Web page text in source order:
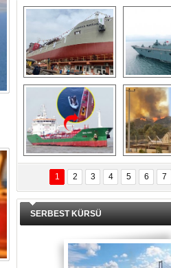
Çeksan Tersanesi,
Başaran Bayrak
tankerini suya
indirdi
TCG
tersane
seyrini
Göçmenlerin
imdadına Türk
sahipli MINA DENIZ
yetişti
yeniden
1 2 3 4 5 6 7
SERBEST KÜRSÜ